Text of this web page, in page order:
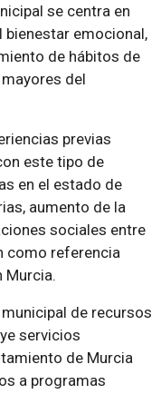
se centra en
bienestar emocional,
de hábitos de
del
previas
este tipo de
en el estado de
aumento de la
sociales entre
como referencia
Murcia.
de recursos
servicios
de Murcia
a programas